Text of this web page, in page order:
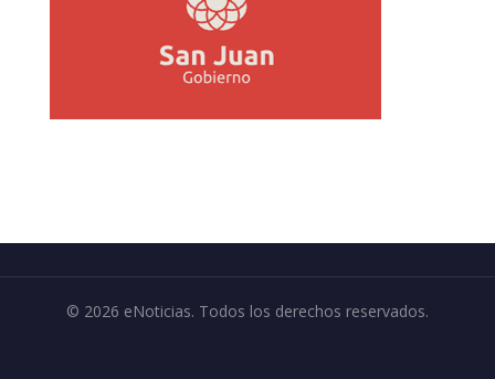
© 2026 eNoticias. Todos los derechos reservados.